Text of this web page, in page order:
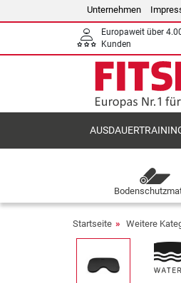
Unternehmen
Europaweit über
Kunden
Startseite Weitere